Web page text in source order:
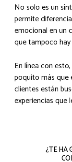
No solo es un
permite
emocional en un
que tampoco
En línea con
poquito más que
clientes están
experiencias que
¿TE HA